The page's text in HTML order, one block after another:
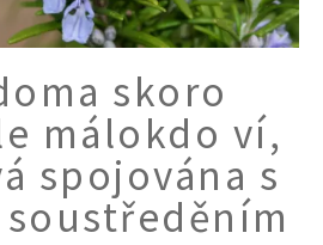
skoro
málokdo ví,
spojována s